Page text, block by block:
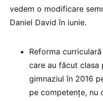
vedem o modificare
Daniel David în iunie.
Reforma
care au făcut clasa
gimnaziul în 2016
pe competențe, nu